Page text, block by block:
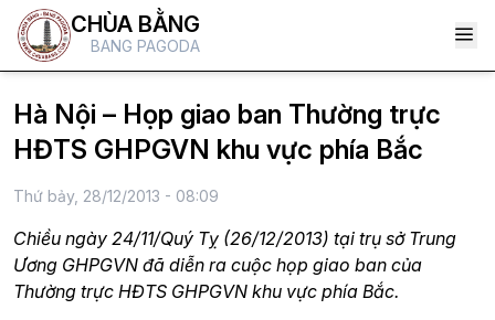
CHÙA BẰNG
BANG PAGODA
Hà Nội – Họp giao ban Thường trực
HĐTS GHPGVN khu vực phía Bắc
Thứ bảy, 28/12/2013 - 08:09
Chiều ngày 24/11/Quý Tỵ (26/12/2013) tại trụ sở Trung
Ương GHPGVN đã diễn ra cuộc họp giao ban của
Thường trực HĐTS GHPGVN khu vực phía Bắc.